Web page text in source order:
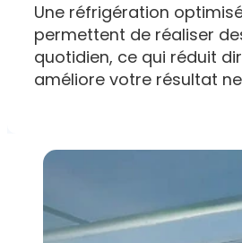
Une réfrigération
permettent de réaliser
quotidien, ce qui réduit
améliore votre résultat